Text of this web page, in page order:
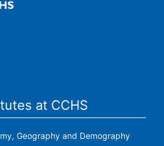
at CCHS
Geography and Demography